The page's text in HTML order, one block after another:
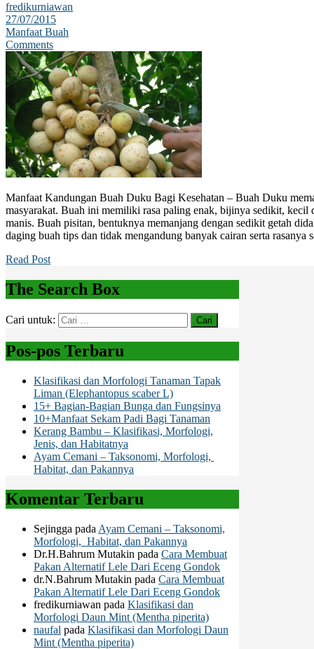
fredikurniawan
27/07/2015
Manfaat Buah
Comments
Manfaat Kandungan Buah Duku Bagi Kesehatan – Buah Duku
masyarakat. Buah ini memiliki rasa paling enak, bijinya sedikit, kecil
manis. Buah pisitan, bentuknya memanjang dengan sedikit getah
daging buah tips dan tidak mengandung banyak cairan serta
Read Post
The Search Box
Cari untuk:
Pos-pos Terbaru
Klasifikasi dan Morfologi Tanaman Tapak
Liman (Elephantopus scaber L)
15+ Bagian-Bagian Bunga dan Fungsinya
10+Manfaat Sekam Padi Bagi Tanaman
Kerang Bambu – Klasifikasi, Morfologi,
Jenis, dan Habitatnya
Ayam Cemani – Taksonomi, Morfologi,
Habitat, dan Pakannya
Komentar Terbaru
Sejingga pada Ayam Cemani – Taksonomi,
Morfologi, Habitat, dan Pakannya
Dr.H.Bahrum Mutakin pada Cara Membuat
Pakan Alternatif Lele Dari Eceng Gondok
dr.N.Bahrum Mutakin pada Cara Membuat
Pakan Alternatif Lele Dari Eceng Gondok
fredikurniawan pada Klasifikasi dan
Morfologi Daun Mint (Mentha piperita)
naufal pada Klasifikasi dan Morfologi Daun
Mint (Mentha piperita)